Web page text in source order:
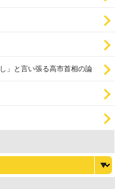
」と言い張る高市首相の論